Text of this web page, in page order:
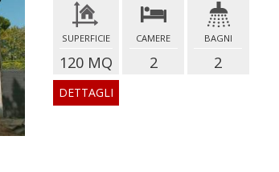
SUPERFICIE
120 MQ
CAMERE
2
BAGNI
2
DETTAGLI